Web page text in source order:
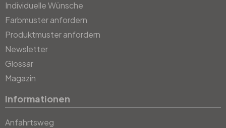
Individuelle Wünsche
Farbmuster anfordern
Produktmuster anfordern
Newsletter
Glossar
Magazin
Informationen
Anfahrtsweg